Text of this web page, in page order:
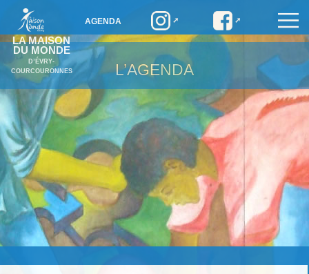
LA MAISON
DU MONDE
D’ÉVRY-
COURCOURONNES
AGENDA
L’AGENDA